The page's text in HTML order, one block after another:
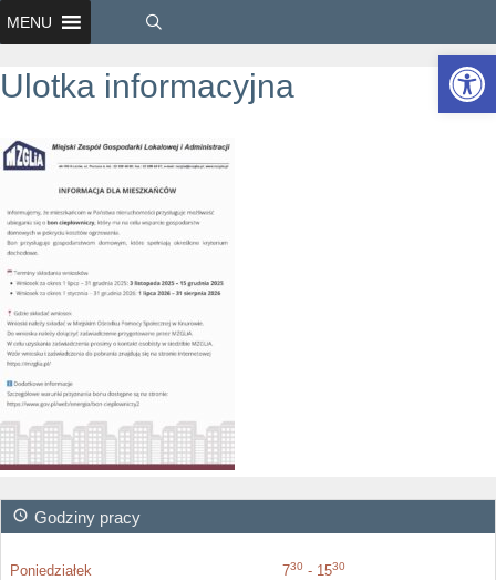
MENU
Ulotka informacyjna
Godziny pracy
Poniedziałek 730 - 1530